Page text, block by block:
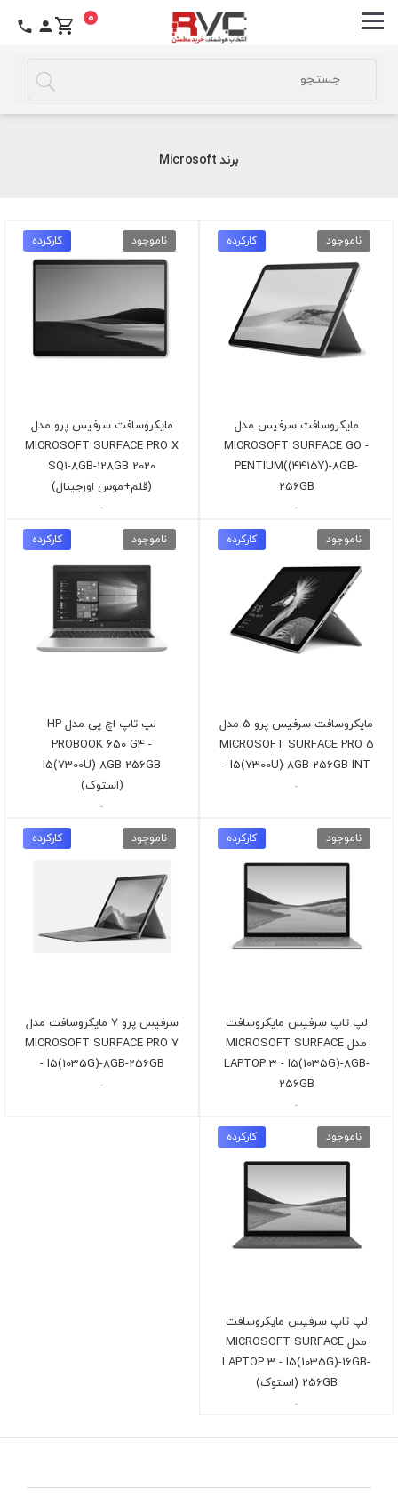
0
برند Microsoft
ناموجود کارکرده
مایکروسافت سرفیس مدل
MICROSOFT SURFACE GO -
PENTIUM((4415Y)-8GB-
256GB
-
ناموجود کارکرده
مایکروسافت سرفیس پرو مدل
MICROSOFT SURFACE PRO X
SQ1-8GB-128GB 2020
(قلم+موس اورجینال)
-
ناموجود کارکرده
مایکروسافت سرفیس پرو 5 مدل
MICROSOFT SURFACE PRO 5
- I5(7300U)-8GB-256GB-INT
-
ناموجود کارکرده
لپ تاپ اچ پی مدل HP
PROBOOK 650 G4 -
I5(7300U)-8GB-256GB
(استوک)
-
ناموجود کارکرده
لپ تاپ سرفیس مایکروسافت
مدل MICROSOFT SURFACE
LAPTOP 3 - I5(1035G)-8GB-
256GB
-
ناموجود کارکرده
سرفیس پرو 7 مایکروسافت مدل
MICROSOFT SURFACE PRO 7
- I5(1035G)-8GB-256GB
-
ناموجود کارکرده
لپ تاپ سرفیس مایکروسافت
مدل MICROSOFT SURFACE
LAPTOP 3 - I5(1035G)-16GB-
256GB (استوک)
-